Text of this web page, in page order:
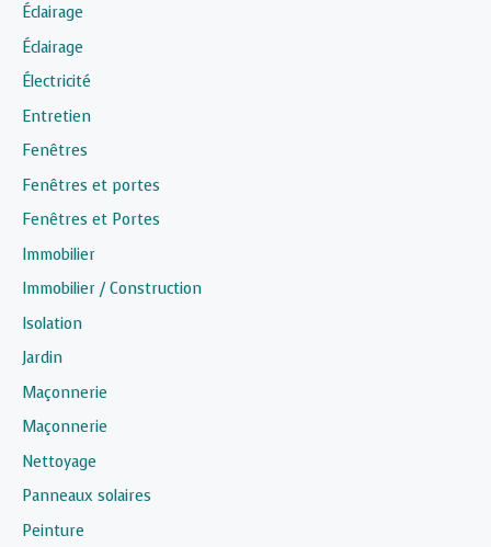
Éclairage
Éclairage
Électricité
Entretien
Fenêtres
Fenêtres et portes
Fenêtres et Portes
Immobilier
Immobilier / Construction
Isolation
Jardin
Maçonnerie
Maçonnerie
Nettoyage
Panneaux solaires
Peinture